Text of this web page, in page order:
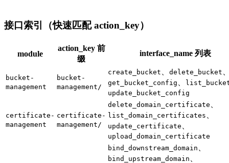
接口索引（快速匹配 action_key）
module
action_key 前
缀
interface_name 列表
bucket-
management
bucket-
management/
create_bucket delete_bucket
get_bucket_config
update_bucket_config
certificate-
management
certificate-
management/
delete_domain_certificate
list_domain_certificates
update_certificate
upload_domain_certificate
bind_downstream_domain
bind_upstream_domain